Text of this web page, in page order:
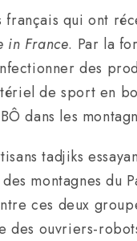
qui ont
in France. Par la
des
de sport en
dans les
tadjiks
montagnes du
ces deux
des ouvriers-